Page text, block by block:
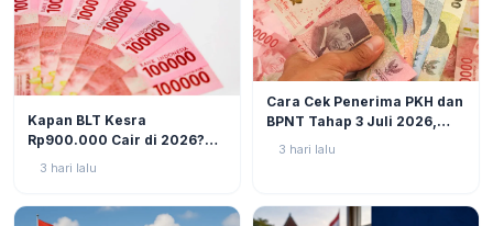
Kapan BLT Kesra
Rp900.000 Cair di 2026?
3 hari lalu
Cara Cek Penerima PKH dan
BPNT Tahap 3 Juli 2026,
3 hari lalu